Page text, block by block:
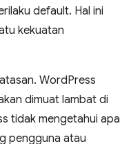
default. Hal ini
kekuatan
WordPress
dimuat lambat di
tidak mengetahui apa
pengguna atau